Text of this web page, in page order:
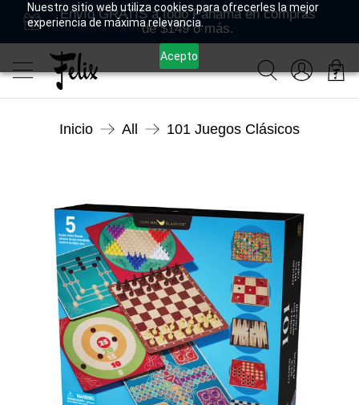
Nuestro sitio web utiliza cookies para ofrecerles la mejor
experiencia de máxima relevancia.
Acepto
Envío GRATIS a todo Panamá en compras
de $149 o más.
Inicio All 101 Juegos Clásicos